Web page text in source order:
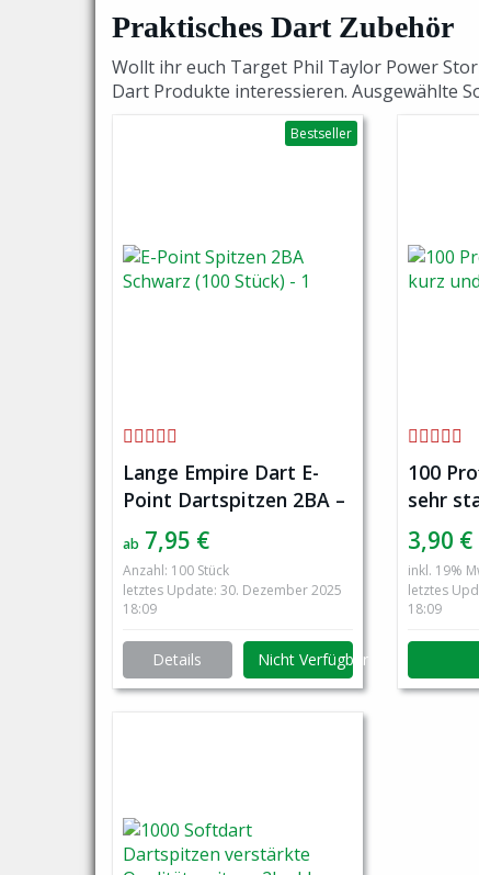
Praktisches Dart Zubehör
Wollt ihr euch Target Phil Taylor Power
Dart Produkte interessieren. Ausgewählte
Bestseller
Lange Empire Dart E-
Point Dartspitzen 2BA –
Schwarz
ab 7,95 €
Anzahl: 100 Stück
letztes Update: 30. Dezember 2025
18:09
Details Nicht Verfügbar
100
sehr
3,90 €
inkl. 19%
letztes
18:09